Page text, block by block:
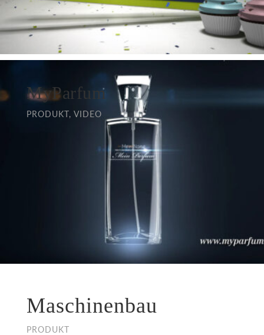
MyParfum
PRODUKT, VIDEO
Maschinenbau
PRODUKT